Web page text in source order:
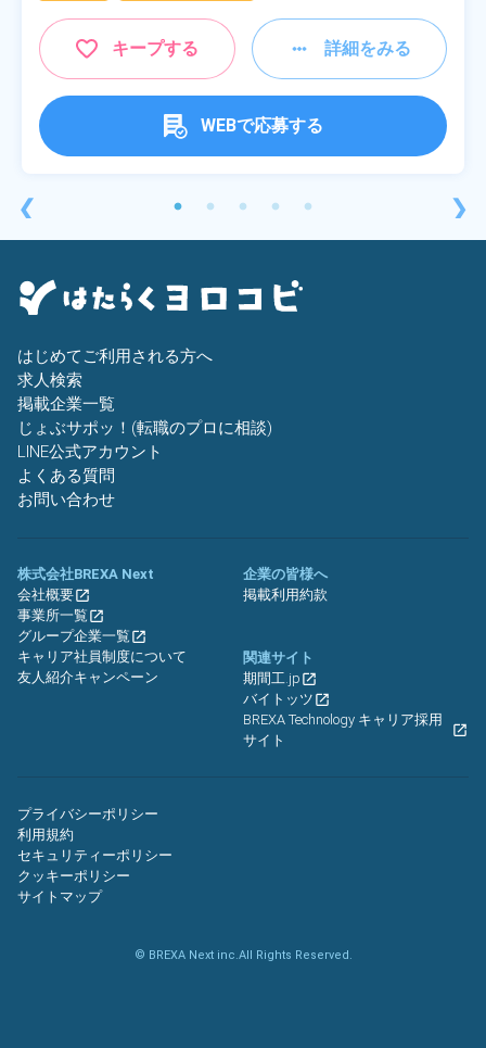
❮
キープする 詳細をみる
WEBで応募する
❯
はじめてご利用される方へ
求人検索
掲載企業一覧
じょぶサポッ！(転職のプロに相談)
LINE公式アカウント
よくある質問
お問い合わせ
株式会社BREXA Next
会社概要
事業所一覧
グループ企業一覧
キャリア社員制度について
友人紹介キャンペーン
企業の皆様へ
掲載利用約款
関連サイト
期間工.jp
バイトッツ
BREXA Technology キャリア採用
サイト
プライバシーポリシー
利用規約
セキュリティーポリシー
クッキーポリシー
サイトマップ
© BREXA Next inc.All Rights Reserved.